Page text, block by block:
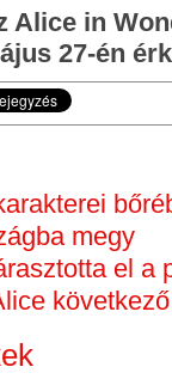
Alice in
27-én
megy
el a